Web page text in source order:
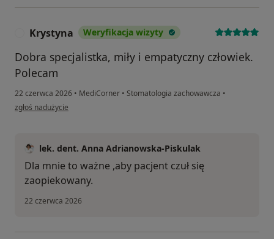
Krystyna Weryfikacja wizyty
Dobra specjalistka, miły i empatyczny człowiek.
Polecam
22 czerwca 2026 • MediCorner • Stomatologia zachowawcza •
w opinii użytkownika Krystyna
zgłoś nadużycie
lek. dent. Anna Adrianowska-Piskulak
Dla mnie to ważne ,aby pacjent czuł się
zaopiekowany.
22 czerwca 2026